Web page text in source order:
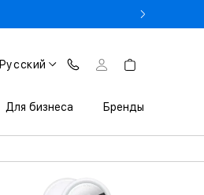
Русский
Для бизнеса Бренды